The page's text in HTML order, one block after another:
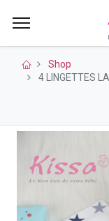
Shop
4 LINGETTES